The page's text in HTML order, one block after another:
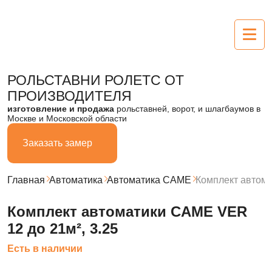
Алюминиевые
Пластиковые
Из поликарбоната
Секционные
Въездные
РОЛЬСТАВНИ РОЛЕТС ОТ
ПРОИЗВОДИТЕЛЯ
изготовление и продажа рольставней, ворот, и шлагбаумов в
Москве и Московской области
Заказать замер
Главная Автоматика Автоматика CAME Комплект
Комплект автоматики CAME VER
12 до 21м², 3.25
Есть в наличии